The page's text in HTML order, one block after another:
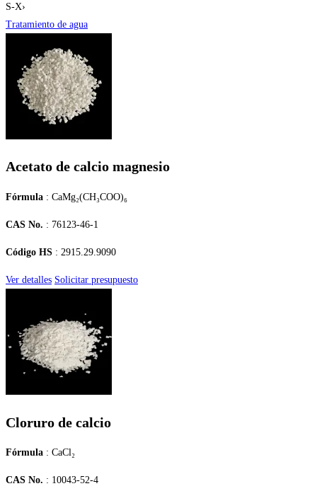
S-X›
Tratamiento de agua
Acetato de calcio magnesio
Fórmula : CaMg₂(CH₃COO)₆
CAS No. : 76123-46-1
Código HS : 2915.29.9090
Ver detalles Solicitar presupuesto
Cloruro de calcio
Fórmula : CaCl₂
CAS No. : 10043-52-4